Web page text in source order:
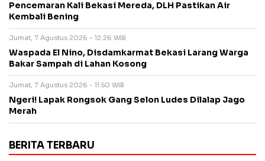
Pencemaran Kali Bekasi Mereda, DLH Pastikan Air
Kembali Bening
Jumat, 7 Agustus 2026 - 12:26 WIB
Waspada El Nino, Disdamkarmat Bekasi Larang Warga
Bakar Sampah di Lahan Kosong
Jumat, 7 Agustus 2026 - 11:50 WIB
Ngeri! Lapak Rongsok Gang Selon Ludes Dilalap Jago
Merah
BERITA TERBARU